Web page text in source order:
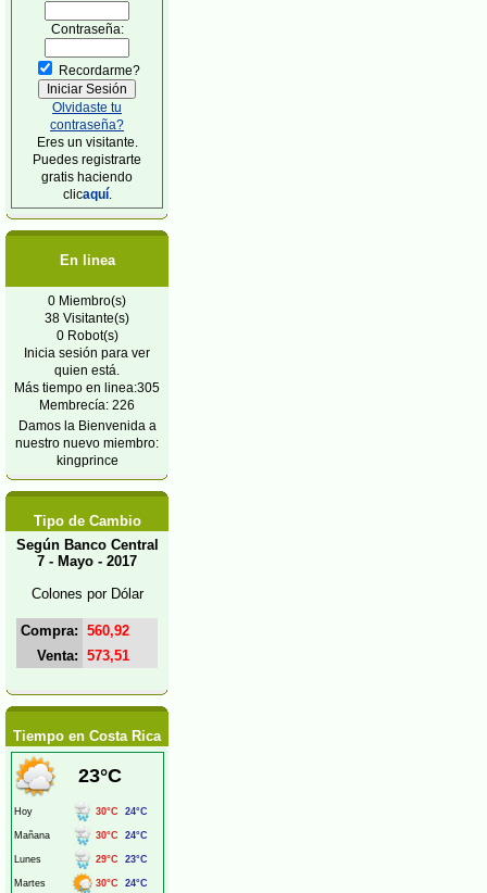
Contraseña:
Recordarme?
Olvidaste tu
contraseña?
Eres un visitante.
Puedes registrarte
gratis haciendo
clicaquí.
En linea
0 Miembro(s)
38 Visitante(s)
0 Robot(s)
Inicia sesión para ver
quien está.
Más tiempo en linea:305
Membrecía: 226
Damos la Bienvenida a
nuestro nuevo miembro:
kingprince
Tipo de Cambio
Según Banco Central
7 - Mayo - 2017
Colones por Dólar
Compra: 560,92
Venta: 573,51
Tiempo en Costa Rica